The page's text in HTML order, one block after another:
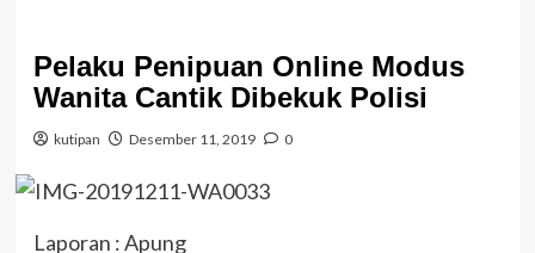
Pelaku Penipuan Online Modus
Wanita Cantik Dibekuk Polisi
kutipan Desember 11, 2019 0
Laporan : Apung